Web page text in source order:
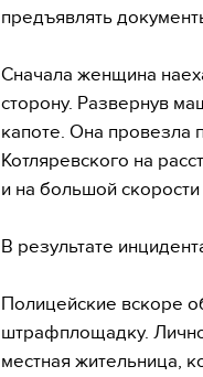
предъявлять
Сначала женщина
сторону. Развернув
капоте. Она провезла
Котляревского на
и на большой скорости
В результате
Полицейские вскоре
штрафплощадку.
местная жительница,